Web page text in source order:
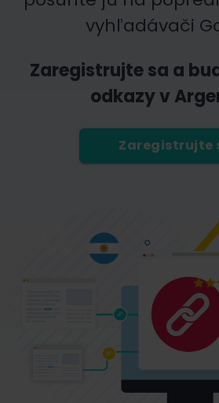
vyhľadávači
Zaregistrujte sa a
odkazy v
Zaregistrujte